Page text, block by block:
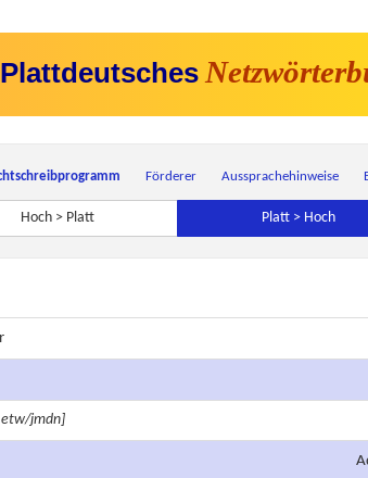
Plattdeutsches
Förderer Aussprachehinweise
Hoch > Platt Platt > Hoch
jmdn]